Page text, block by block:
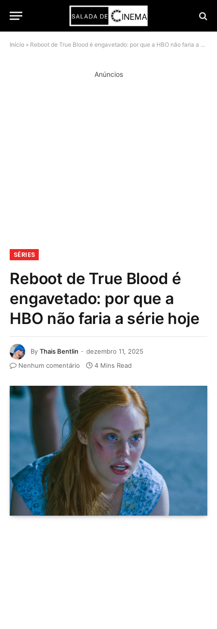
Início » Reboot de True Blood é engavetado: por que a HBO não faria a série hoje
Anúncios
SÉRIES
Reboot de True Blood é
engavetado: por que a
HBO não faria a série hoje
By Thais Bentlin
dezembro 11, 2025
Nenhum comentário
4 Mins Read